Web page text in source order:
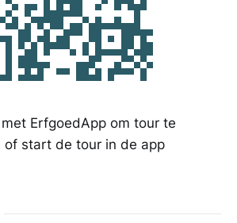
met ErfgoedApp om tour te
of start de tour in de app